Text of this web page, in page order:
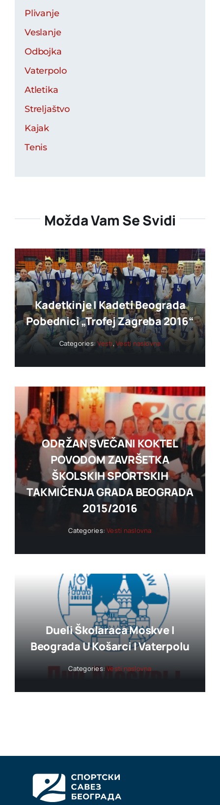
Plivanje
Veslanje
Odbojka
Vaterpolo
Atletika
Streljaštvo
Kajak
Tenis
Možda Vam Se Svidi
Kadetkinje I Kadeti Beograda
Pobednici „trofej Zagreba 2016“
Categories:Vesti,Vesti naslovna
ODRŽAN SVEČANI KOKTEL
POVODOM ZAVRŠETKA
ŠKOLSKIH SPORTSKIH
TAKMIČENJA GRADA BEOGRADA
2015/2016
Categories:Vesti naslovna
Dueli Školaraca Moskve I
Beograda U Košarci I Vaterpolu
Categories:Vesti naslovna